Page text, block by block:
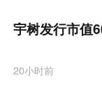
宇树发行市值
20小时前